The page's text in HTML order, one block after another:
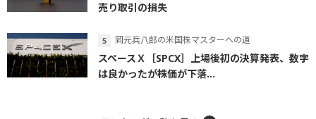
売り取引の損失
岡元兵八郎の米国株マスターへの道
スペースＸ［SPCX］上場後初の決算発表、数字
は良かったが株価が下落...